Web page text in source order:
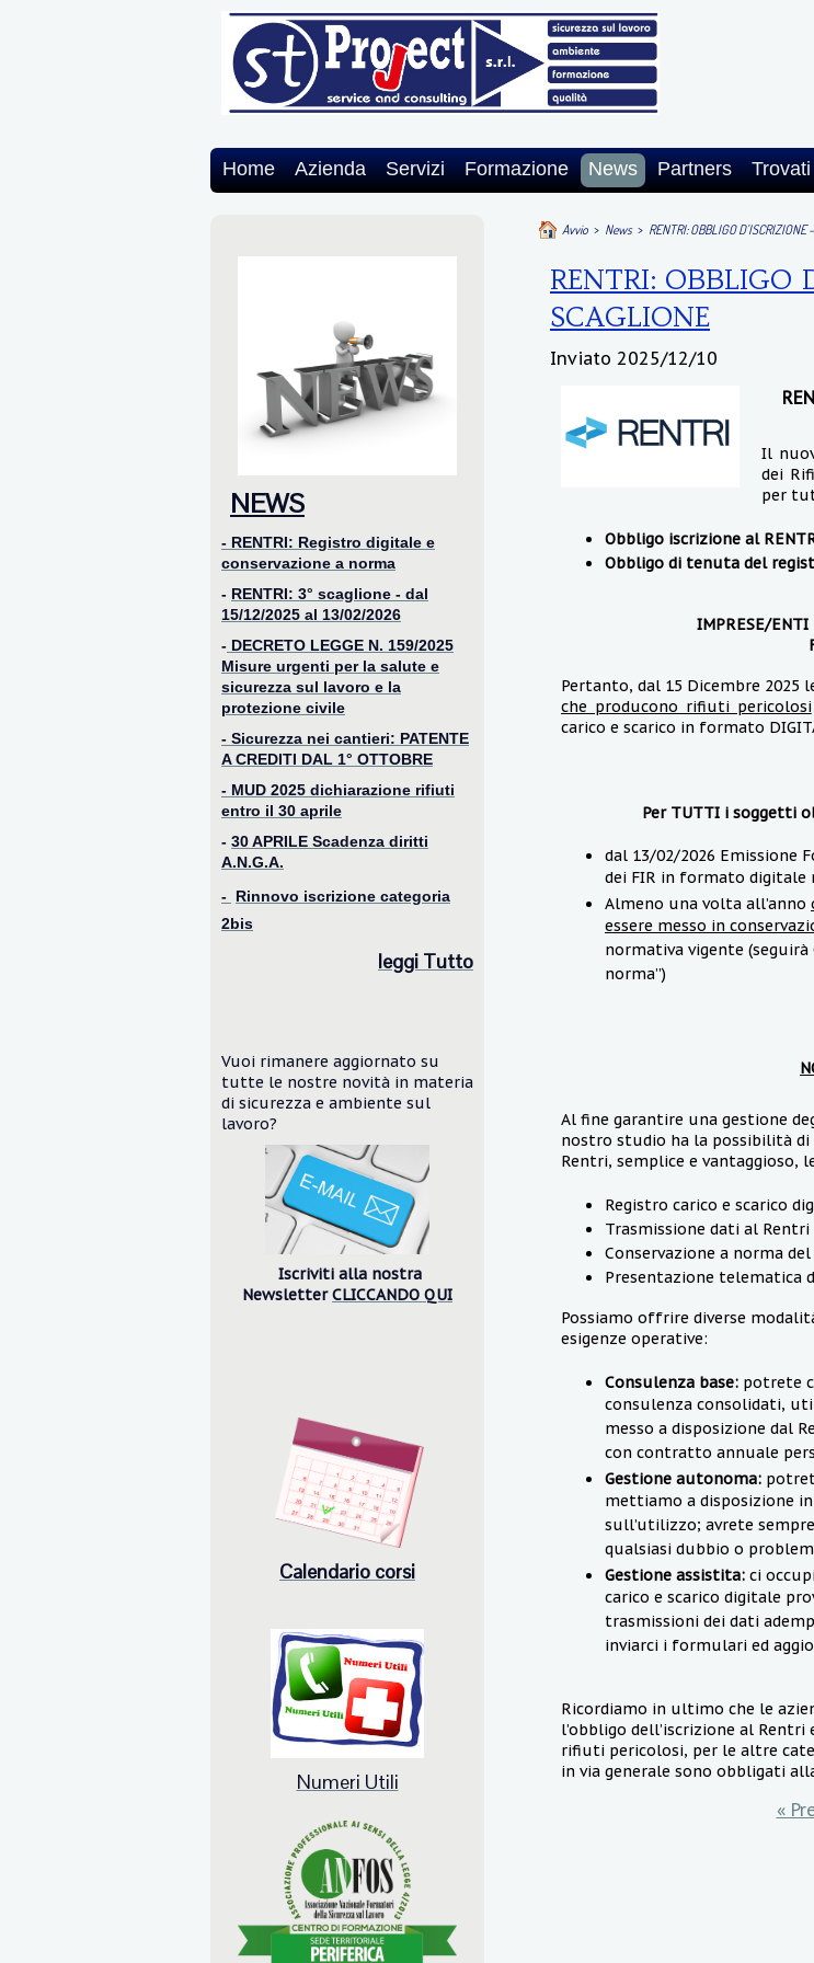
Home Azienda Servizi Formazione News Partners
NEWS
- RENTRI: Registro digitale e
conservazione a norma
- RENTRI: 3° scaglione - dal
15/12/2025 al 13/02/2026
- DECRETO LEGGE N. 159/2025
Misure urgenti per la salute e
sicurezza sul lavoro e la
protezione civile
- Sicurezza nei cantieri: PATENTE
A CREDITI DAL 1° OTTOBRE
- MUD 2025 dichiarazione rifiuti
entro il 30 aprile
- 30 APRILE Scadenza diritti
A.N.G.A.
- Rinnovo iscrizione categoria
2bis
leggi Tutto
Vuoi rimanere aggiornato su
tutte le nostre novità in materia
di sicurezza e ambiente sul
lavoro?
Iscriviti alla nostra
NewsletterCLICCANDO QUI
Calendario corsi
Numeri Utili
Avvio > News > RENTRI: OBBLIGO D'ISCRIZIONE
RENTRI: OBBLIGO
SCAGLIONE
Inviato 2025/12/10
Il
dei
per
Obbligo iscrizione al
Obbligo di tenuta del
IMPRESE/ENTI
Pertanto, dal 15 Dicembre 2025
che producono rifiuti pericolosi
carico e scarico in formato
Per TUTTI i soggetti
dal 13/02/2026 Emissione
dei FIR in formato
Almeno una volta all’anno
essere messo in
normativa vigente (seguirà
norma”)
Al fine garantire una gestione
nostro studio ha la possibilità
Rentri, semplice e vantaggioso,
Registro carico e scarico
Trasmissione dati al Rentri
Conservazione a norma
Presentazione telematica
Possiamo offrire diverse
esigenze operative:
Consulenza base: potrete
consulenza consolidati,
messo a disposizione dal
con contratto annuale
Gestione autonoma:
mettiamo a disposizione
sull’utilizzo; avrete
qualsiasi dubbio o
Gestione assistita: ci
carico e scarico digitale
trasmissioni dei dati
inviarci i formulari ed
Ricordiamo in ultimo che le
l’obbligo dell’iscrizione al
rifiuti pericolosi, per le altre
in via generale sono obbligati
«